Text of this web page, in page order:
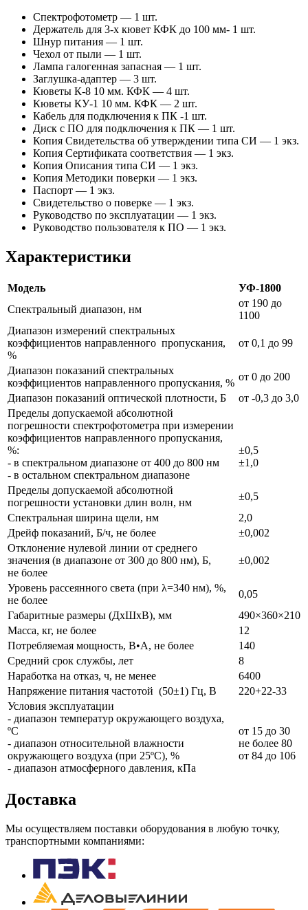
Спектрофотометр — 1 шт.
Держатель для 3-х кювет КФК до 100 мм- 1 шт.
Шнур питания — 1 шт.
Чехол от пыли — 1 шт.
Лампа галогенная запасная — 1 шт.
Заглушка-адаптер — 3 шт.
Кюветы К-8 10 мм. КФК — 4 шт.
Кюветы КУ-1 10 мм. КФК — 2 шт.
Кабель для подключения к ПК -1 шт.
Диск с ПО для подключения к ПК — 1 шт.
Копия Свидетельства об утверждении типа СИ — 1 экз.
Копия Сертификата соответствия — 1 экз.
Копия Описания типа СИ — 1 экз.
Копия Методики поверки — 1 экз.
Паспорт — 1 экз.
Свидетельство о поверке — 1 экз.
Руководство по эксплуатации — 1 экз.
Руководство пользователя к ПО — 1 экз.
Характеристики
Модель
УФ-1800
Спектральный диапазон, нм
от 190 до
1100
Диапазон измерений спектральных
коэффициентов направленного пропускания,
%
от 0,1 до 99
Диапазон показаний спектральных
коэффициентов направленного пропускания, %
от 0 до 200
Диапазон показаний оптической плотности, Б
от -0,3 до 3,0
Пределы допускаемой абсолютной
погрешности спектрофотометра при измерении
коэффициентов направленного пропускания,
%:
- в спектральном диапазоне от 400 до 800 нм
- в остальном спектральном диапазоне
±0,5
±1,0
Пределы допускаемой абсолютной
погрешности установки длин волн, нм
±0,5
Спектральная ширина щели, нм
2,0
Дрейф показаний, Б/ч, не более
±0,002
Отклонение нулевой линии от среднего
значения (в диапазоне от 300 до 800 нм), Б,
не более
±0,002
Уровень рассеянного света (при λ=340 нм), %,
не более
0,05
Габаритные размеры (ДxШxВ), мм
490×360×210
Масса, кг, не более
12
Потребляемая мощность, В•А, не более
140
Средний срок службы, лет
8
Наработка на отказ, ч, не менее
6400
Напряжение питания частотой (50±1) Гц, В
220+22-33
Условия эксплуатации
- диапазон температур окружающего воздуха,
ºC
- диапазон относительной влажности
окружающего воздуха (при 25ºС), %
- диапазон атмосферного давления, кПа
от 15 до 30
не более 80
от 84 до 106
Доставка
Мы осуществляем поставки оборудования в любую точку,
транспортными компаниями: